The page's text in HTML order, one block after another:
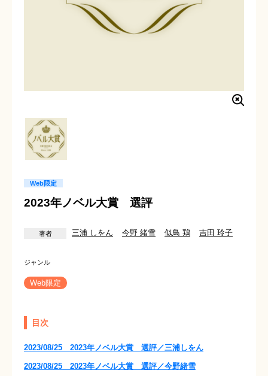
Web限定
2023年ノベル大賞 選評
三浦 しをん 今野 緒雪 似鳥 鶏 吉田 玲子
Web限定
目次
2023/08/25 2023年ノベル大賞 選評／三浦しをん
2023/08/25 2023年ノベル大賞 選評／今野緒雪